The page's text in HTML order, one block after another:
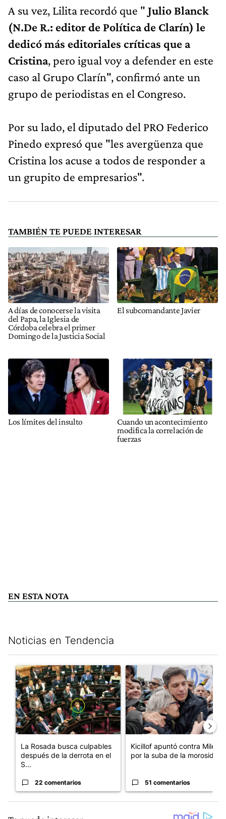
A su vez, Lilita recordó que " Julio Blanck
(N.De R.: editor de Política de Clarín) le
dedicó más editoriales críticas que a
Cristina, pero igual voy a defender en este
caso al Grupo Clarín", confirmó ante un
grupo de periodistas en el Congreso.
Por su lado, el diputado del PRO Federico
Pinedo expresó que "les avergüenza que
Cristina los acuse a todos de responder a
un grupito de empresarios".
TAMBIÉN TE PUEDE INTERESAR
A días de conocerse la visita
del Papa, la Iglesia de
Córdoba celebra el primer
Domingo de la Justicia Social
El subcomandante Javier
Los límites del insulto
Cuando un acontecimiento
modifica la correlación de
fuerzas
EN ESTA NOTA
Noticias en Tendencia
Un artículo de tendencia con el título "La Rosada busca
La Rosada busca culpables
después de la derrota en el
S...
22 comentarios
Un artículo de tendencia con
Kicillof apuntó contra Milei
por la suba de la morosida...
51 comentarios